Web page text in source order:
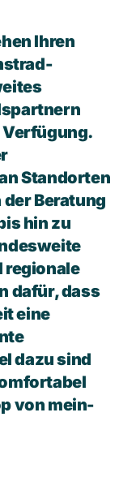
Ihren
Standorten
der Beratung
hin zu
regionale
dafür, dass
eine
dazu sind
von mein-